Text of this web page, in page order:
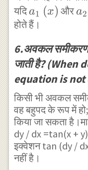
-
\sqrt
\left(
2 } }
\frac
1+2v
\right) } -
\Rightarrow
x\frac { dv
}{ dx }
=\frac { -2-
v-v-2{ v }^{
2 } }{ \left(
1+2v
\right) } \\
यदि{ a
}_{ 1
x
\right)
a1 (x) और{ a
x
a2
होते हैं।
6.अवकल समीकरण
जाती है?
equation is
किसी भी अवकल
वह बहुपद के रूप में हो;
किया जा सकता
dy / dx =tan(x +
इक्वेशन tan (dy /
नहीं है।